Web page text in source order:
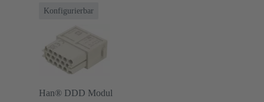
Konfigurierbar
Han® DDD Modul